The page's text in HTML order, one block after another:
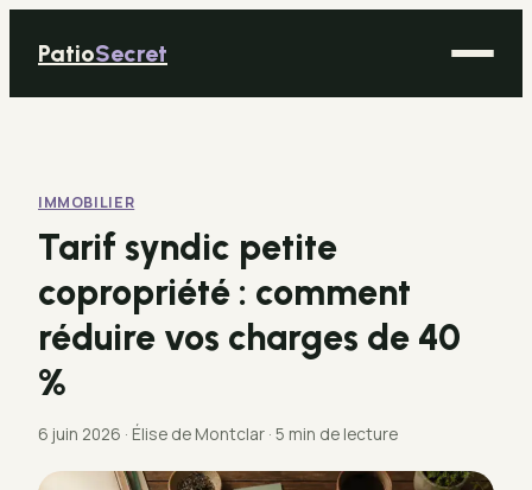
PatioSecret
Bricolage
Déco
Immobilier
Jardinage
IMMOBILIER
Tarif syndic petite
copropriété : comment
réduire vos charges de 40
%
6 juin 2026 · Élise de Montclar · 5 min de lecture